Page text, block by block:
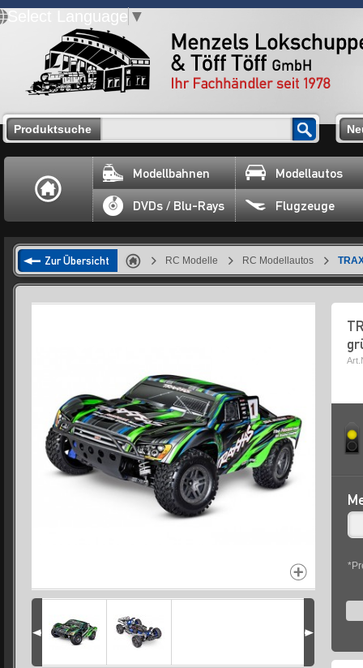
Select Language ▼
Produktsuche
Modellbahnen Modellautos
DVDs / Blu-Rays Flugzeuge
Zur Übersicht RC Modelle RC Modellautos